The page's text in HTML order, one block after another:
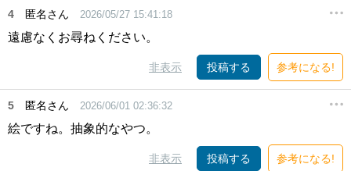
4 匿名さん 2026/05/27 15:41:18
遠慮なくお尋ねください。
非表示 投稿する 参考になる!
5 匿名さん 2026/06/01 02:36:32
絵ですね。抽象的なやつ。
非表示 投稿する 参考になる!